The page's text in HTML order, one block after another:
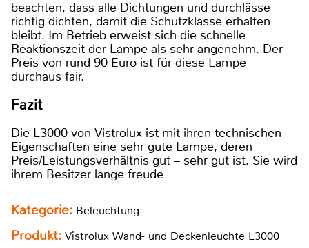
beachten, dass alle Dichtungen und durchlässe
richtig dichten, damit die Schutzklasse erhalten
bleibt. Im Betrieb erweist sich die schnelle
Reaktionszeit der Lampe als sehr angenehm. Der
Preis von rund 90 Euro ist für diese Lampe
durchaus fair.
Fazit
Die L3000 von Vistrolux ist mit ihren technischen
Eigenschaften eine sehr gute Lampe, deren
Preis/Leistungsverhältnis gut – sehr gut ist. Sie wird
ihrem Besitzer lange freude
Kategorie: Beleuchtung
Produkt: Vistrolux Wand- und Deckenleuchte L3000